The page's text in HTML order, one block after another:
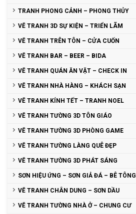
TRANH PHONG CẢNH – PHONG THỦY
VẼ TRANH 3D SỰ KIỆN – TRIỂN LÃM
VẼ TRANH TRÊN TÔN – CỬA CUỐN
VẼ TRANH BAR – BEER – BIDA
VẼ TRANH QUÁN ĂN VẶT – CHECK IN
VẼ TRANH NHÀ HÀNG – KHÁCH SẠN
VẼ TRANH KÍNH TẾT – TRANH NOEL
VẼ TRANH TƯỜNG 3D TÔN GIÁO
VẼ TRANH TƯỜNG 3D PHÒNG GAME
VẼ TRANH TƯỜNG LÀNG QUÊ ĐẸP
VẼ TRANH TƯỜNG 3D PHÁT SÁNG
SƠN HIỆU ỨNG – SƠN GIẢ ĐÁ – BÊ TÔNG
VẼ TRANH CHÂN DUNG – SƠN DẦU
VẼ TRANH TƯỜNG NHÀ Ở – CHUNG CƯ